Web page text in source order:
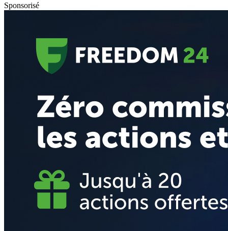
Sponsorisé